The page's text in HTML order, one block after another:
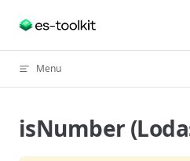
Skip to content
Menu
isNumber